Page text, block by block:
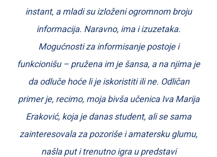
instant, a mladi su izloženi ogromnom broju
informacija. Naravno, ima i izuzetaka.
Mogućnosti za informisanje postoje i
funkcionišu – pružena im je šansa, a na njima je
da odluče hoće li je iskoristiti ili ne. Odličan
primer je, recimo, moja bivša učenica Iva Marija
Eraković, koja je danas student, ali se sama
zainteresovala za pozoriše i amatersku glumu,
našla put i trenutno igra u predstavi